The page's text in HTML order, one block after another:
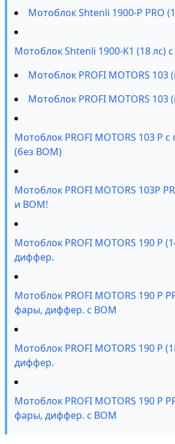
Мотоблок Shtenli 1900-P PRO
Мотоблок Shtenli 1900-K1 (18 лс)
Мотоблок PROFI MOTORS 103
Мотоблок PROFI MOTORS 103
Мотоблок PROFI MOTORS 103 P
(без ВОМ)
Мотоблок PROFI MOTORS 103P
и ВОМ!
Мотоблок PROFI MOTORS 190 P
диффер.
Мотоблок PROFI MOTORS 190 P
фары, диффер. с ВОМ
Мотоблок PROFI MOTORS 190 P
диффер.
Мотоблок PROFI MOTORS 190 P
фары, диффер. с ВОМ